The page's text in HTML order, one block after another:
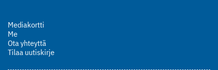
Mediakortti
Me
Ota yhteyttä
Tilaa uutiskirje